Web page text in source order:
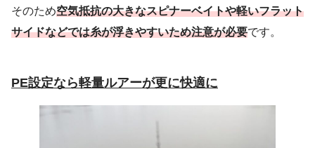
そのため空気抵抗の大きなスピナーベイトや軽いフラット
サイドなどでは糸が浮きやすいため注意が必要です。
PE設定なら軽量ルアーが更に快適に